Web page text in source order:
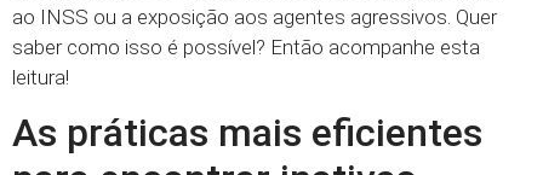
ao INSS ou a exposição aos agentes agressivos. Quer
saber como isso é possível? Então acompanhe esta
leitura!
As práticas mais eficientes